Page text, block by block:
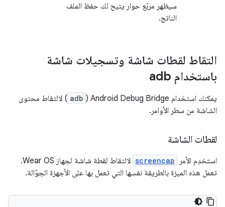
سيظهر مربّع حوار يتيح لك حفظ الملف
الناتج.
التقاط لقطات شاشة وتسجيلات شاشة
باستخدام adb
يمكنك استخدام Android Debug Bridge ( adb ) لالتقاط محتوى
الشاشة من سطر الأوامر.
لقطات الشاشة
استخدِم الأمر screencap
لالتقاط لقطة شاشة لجهاز Wear OS.
تعمل هذه الميزة بالطريقة نفسها التي تعمل بها على الأجهزة الجوّالة.